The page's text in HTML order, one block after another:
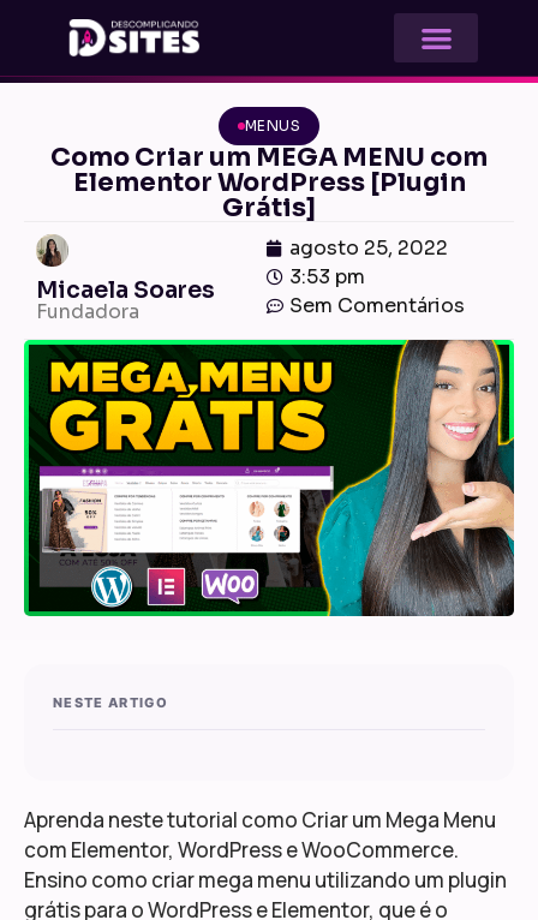
MENUS
Como Criar um MEGA MENU com
Elementor WordPress [Plugin
Grátis]
Micaela Soares
Fundadora
agosto 25, 2022
3:53 pm
Sem Comentários
NESTE ARTIGO
Aprenda neste tutorial como Criar um Mega Menu
com Elementor, WordPress e WooCommerce.
Ensino como criar mega menu utilizando um plugin
grátis para o WordPress e Elementor, que é o